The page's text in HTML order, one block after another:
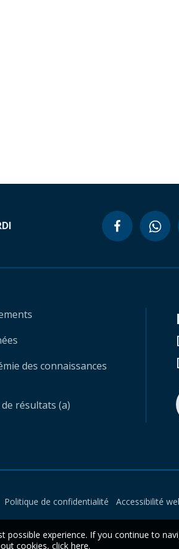
des connaissances
de résultats (a)
Politique de confidentialité Accessibilité
experience. If you continue to
cookies, click here.